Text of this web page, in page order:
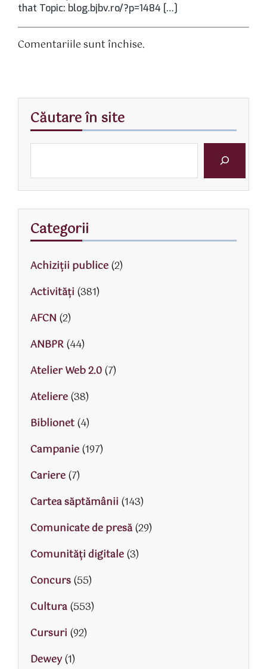
that Topic: blog.bjbv.ro/?p=1484 […]
Comentariile sunt închise.
Căutare în site
Categorii
Achiziții publice(2)
Activităţi (381)
AFCN (2)
ANBPR(44)
Atelier Web 2.0(7)
Ateliere(38)
Biblionet(4)
Campanie(197)
Cariere(7)
Cartea săptămânii (143)
Comunicate de presă(29)
Comunități digitale(3)
Concurs(55)
Cultura(553)
Cursuri (92)
Dewey(1)